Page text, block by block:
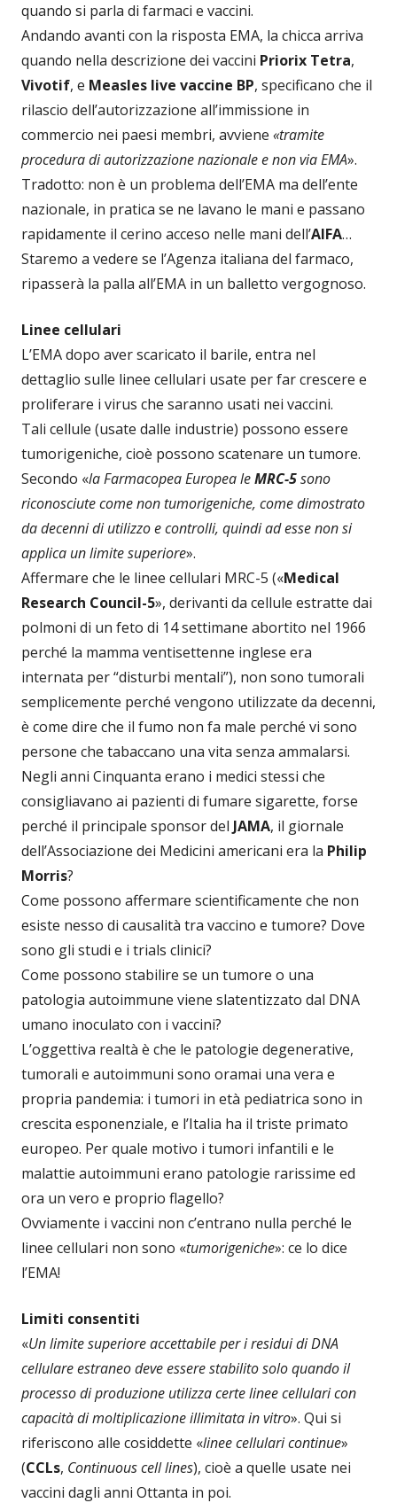
quando si parla di farmaci e vaccini.
Andando avanti con la risposta EMA, la chicca arriva
quando nella descrizione dei vaccini Priorix Tetra,
Vivotif, e Measles live vaccine BP, specificano che il
rilascio dell’autorizzazione all’immissione in
commercio nei paesi membri, avviene «tramite
procedura di autorizzazione nazionale e non via EMA».
Tradotto: non è un problema dell’EMA ma dell’ente
nazionale, in pratica se ne lavano le mani e passano
rapidamente il cerino acceso nelle mani dell’AIFA…
Staremo a vedere se l’Agenza italiana del farmaco,
ripasserà la palla all’EMA in un balletto vergognoso.
Linee cellulari
L’EMA dopo aver scaricato il barile, entra nel
dettaglio sulle linee cellulari usate per far crescere e
proliferare i virus che saranno usati nei vaccini.
Tali cellule (usate dalle industrie) possono essere
tumorigeniche, cioè possono scatenare un tumore.
Secondo «la Farmacopea Europea leMRC-5sono
riconosciute come non tumorigeniche, come dimostrato
da decenni di utilizzo e controlli, quindi ad esse non si
applica un limite superiore».
Affermare che le linee cellulari MRC-5 («Medical
Research Council-5», derivanti da cellule estratte dai
polmoni di un feto di 14 settimane abortito nel 1966
perché la mamma ventisettenne inglese era
internata per “disturbi mentali”), non sono tumorali
semplicemente perché vengono utilizzate da decenni,
è come dire che il fumo non fa male perché vi sono
persone che tabaccano una vita senza ammalarsi.
Negli anni Cinquanta erano i medici stessi che
consigliavano ai pazienti di fumare sigarette, forse
perché il principale sponsor del JAMA, il giornale
dell’Associazione dei Medicini americani era la Philip
Morris?
Come possono affermare scientificamente che non
esiste nesso di causalità tra vaccino e tumore? Dove
sono gli studi e i trials clinici?
Come possono stabilire se un tumore o una
patologia autoimmune viene slatentizzato dal DNA
umano inoculato con i vaccini?
L’oggettiva realtà è che le patologie degenerative,
tumorali e autoimmuni sono oramai una vera e
propria pandemia: i tumori in età pediatrica sono in
crescita esponenziale, e l’Italia ha il triste primato
europeo. Per quale motivo i tumori infantili e le
malattie autoimmuni erano patologie rarissime ed
ora un vero e proprio flagello?
Ovviamente i vaccini non c’entrano nulla perché le
linee cellulari non sono «tumorigeniche»: ce lo dice
l’EMA!
Limiti consentiti
«Un limite superiore accettabile per i residui di DNA
cellulare estraneo deve essere stabilito solo quando il
processo di produzione utilizza certe linee cellulari con
capacità di moltiplicazione illimitata in vitro». Qui si
riferiscono alle cosiddette «linee cellulari continue»
(CCLs, Continuous cell lines), cioè a quelle usate nei
vaccini dagli anni Ottanta in poi.